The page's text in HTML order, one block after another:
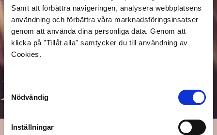
Samt att förbättra navigeringen, analysera webbplatsens
användning och förbättra våra marknadsföringsinsatser
genom att använda dina personliga data. Genom att
klicka på "Tillåt alla" samtycker du till användning av
Cookies.
Nödvändig
Inställningar